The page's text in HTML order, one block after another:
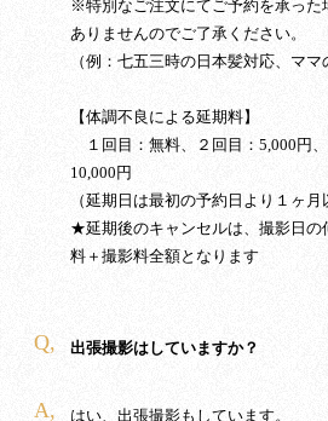
※特別なご注文にてご予約を承った
ありませんのでご了承ください。
（例：七五三時の日本髪対応、ママ
【体調不良による延期料】
１回目：無料、２回目：5,000円
10,000円
（延期日は最初の予約日より１ヶ月
★延期後のキャンセルは、撮影日の
料＋撮影料全額となります
Q, 出張撮影はしていますか？
A, はい、出張撮影もしています。